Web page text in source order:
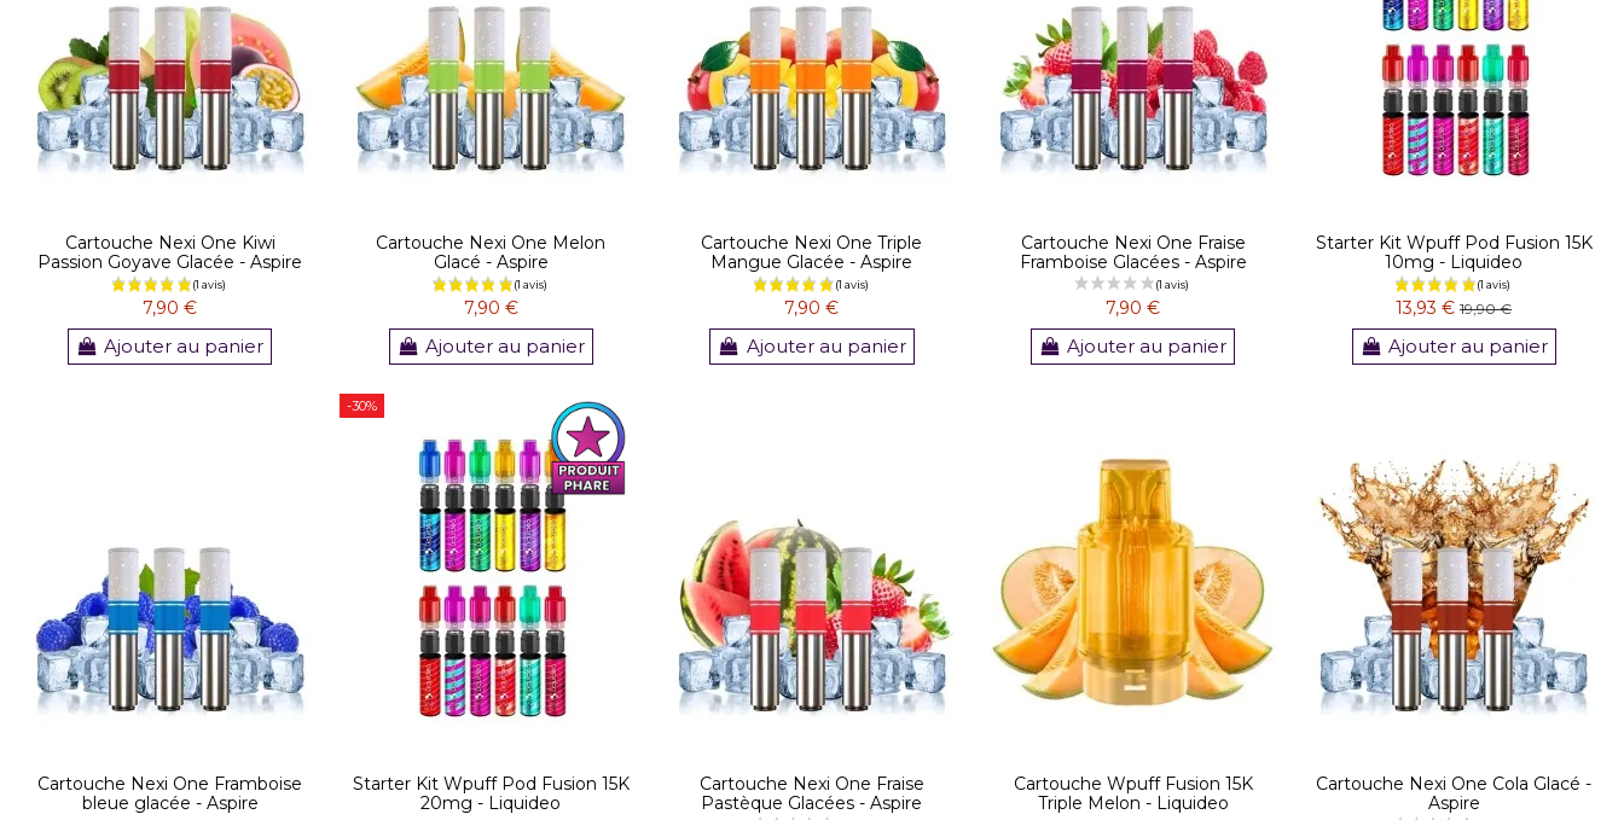
(4 avis)
Cartouche Nexi One Kiwi
Passion Goyave Glacée - Aspire
7,90 €
Ajouter au panier
Cartouche Nexi One Melon
Glacé - Aspire
7,90 €
Ajouter au panier
Cartouche Nexi One Triple
Mangue Glacée - Aspire
7,90 €
Ajouter au panier
Cartouche Nexi One Fraise
Framboise Glacées - Aspire
7,90 €
Ajouter au panier
Starter Kit Wpuff Pod Fusion 15K
10mg - Liquideo
13,93 €19,90 €
Ajouter au panier
Cartouche Nexi One Framboise
bleue glacée - Aspire
-30%
Starter Kit Wpuff Pod Fusion 15K
20mg - Liquideo
Cartouche Nexi One Fraise
Pastèque Glacées - Aspire
Cartouche Wpuff Fusion 15K
Triple Melon - Liquideo
Cartouche Nexi One Cola Glacé -
Aspire